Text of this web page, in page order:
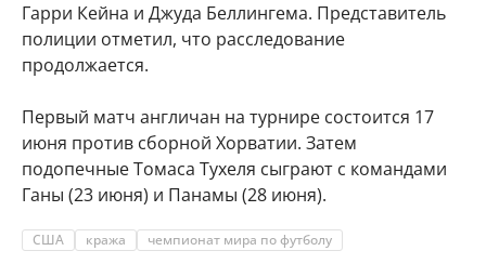
Гарри Кейна и Джуда Беллингема. Представитель
полиции отметил, что расследование
продолжается.
Первый матч англичан на турнире состоится 17
июня против сборной Хорватии. Затем
подопечные Томаса Тухеля сыграют с командами
Ганы (23 июня) и Панамы (28 июня).
США кража чемпионат мира по футболу